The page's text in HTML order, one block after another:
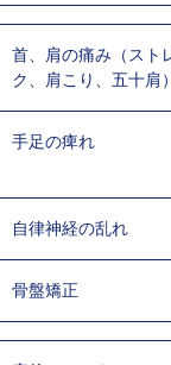
首、肩の痛み（スト
ク、肩こり、五十肩）
手足の痺れ
自律神経の乱れ
骨盤矯正